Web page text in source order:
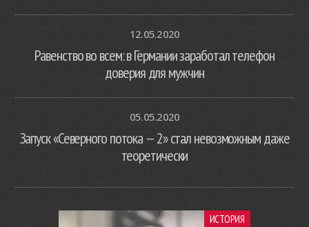
12.05.2020
Равенство во всем: в Германии заработал телефон
доверия для мужчин
05.05.2020
Запуск «Северного потока — 2» стал невозможным даже
теоретически
ИСТОРИЯ